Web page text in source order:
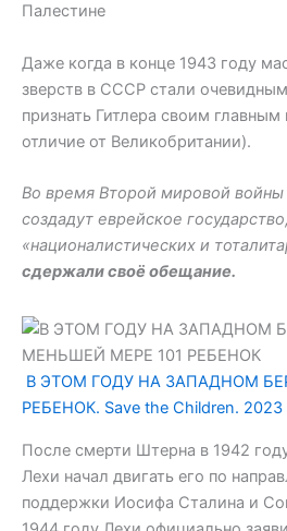
Палестине
Даже когда в конце 1943 году
зверств в СССР стали
признать Гитлера своим
отличие от Великобритании).
Во время Второй мировой войны
создадут еврейское
«националистических и
сдержали своё обещание.
В ЭТОМ ГОДУ НА ЗАПАДНОМ
РЕБЕНОК. Save the Children. 2023
После смерти Штерна в 1942
Лехи начал двигать его по
поддержки Иосифа Сталина и